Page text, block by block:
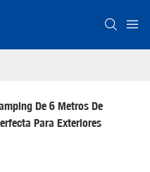
De 6 Metros De
Para Exteriores